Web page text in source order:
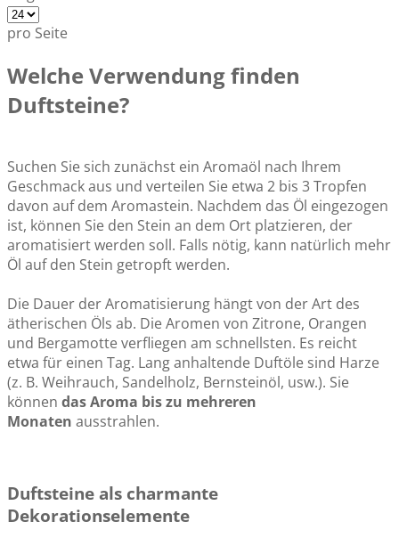
pro Seite
Welche Verwendung finden
Duftsteine?
Suchen Sie sich zunächst ein Aromaöl nach Ihrem
Geschmack aus und verteilen Sie etwa 2 bis 3 Tropfen
davon auf dem Aromastein. Nachdem das Öl eingezogen
ist, können Sie den Stein an dem Ort platzieren, der
aromatisiert werden soll. Falls nötig, kann natürlich mehr
Öl auf den Stein getropft werden.
Die Dauer der Aromatisierung hängt von der Art des
ätherischen Öls ab. Die Aromen von Zitrone, Orangen
und Bergamotte verfliegen am schnellsten. Es reicht
etwa für einen Tag. Lang anhaltende Duftöle sind Harze
(z. B. Weihrauch, Sandelholz, Bernsteinöl, usw.). Sie
können das Aroma bis zu mehreren
Monaten ausstrahlen.
Duftsteine als charmante
Dekorationselemente